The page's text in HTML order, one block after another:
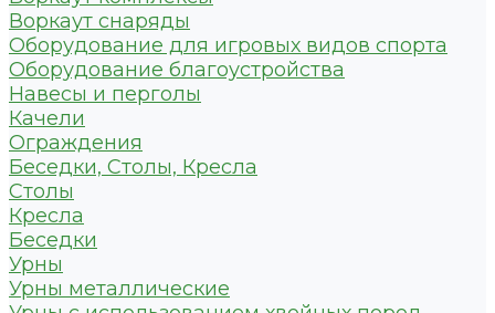
Воркаут снаряды
Оборудование для игровых видов спорта
Оборудование благоустройства
Навесы и перголы
Качели
Ограждения
Беседки, Столы, Кресла
Столы
Кресла
Беседки
Урны
Урны металлические